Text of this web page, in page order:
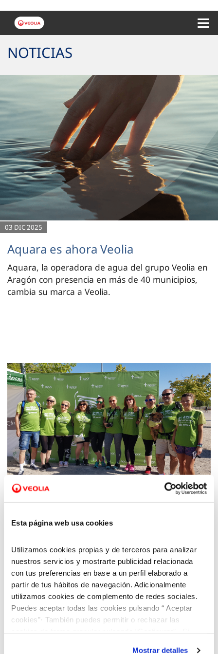
Esta página web usa cookies
Utilizamos cookies propias y de terceros para analizar
nuestros servicios y mostrarte publicidad relacionada
con tus preferencias en base a un perfil elaborado a
partir de tus hábitos de navegación. Adicionalmente
utilizamos cookies de complemento de redes sociales.
Puedes aceptar todas las cookies pulsando “ Aceptar
cookies”· También puedes permitir o rechazar las
Mostrar detalles
NOTICIAS
03 DIC 2025
Aquara es ahora Veolia
Aquara, la operadora de agua del grupo Veolia en
Aragón con presencia en más de 40 municipios,
cambia su marca a Veolia.
17 JUN 2019
Cáncer